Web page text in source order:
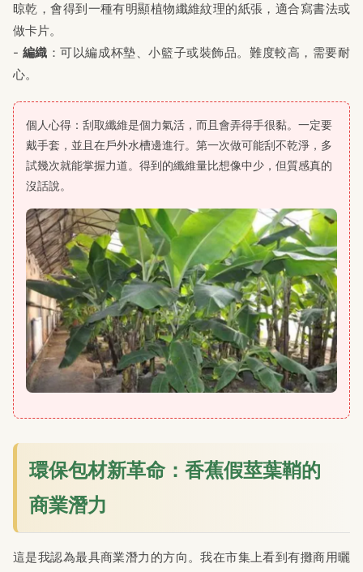
晾乾，會得到一種有明顯植物纖維紋理的紙張，適合寫書法或
做卡片。
- 編織 ：可以編成杯墊、小籃子或裝飾品。難度較高，需要耐
心。
個人心得：刮取纖維是個力氣活，而且會弄得手很黏。一定要
戴手套，並且在戶外水槽邊進行。第一次做可能刮不乾淨，多
試幾次就能掌握力道。得到的纖維量比想像中少，但質感真的
沒話說。
環保包材新革命：香蕉假莖葉鞘的
商業潛力
這是我認為最具商業潛力的方向。我在市集上看到有攤商用曬